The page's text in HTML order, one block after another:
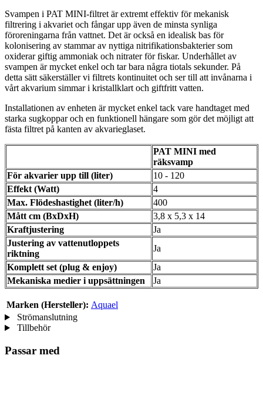
Svampen i PAT MINI-filtret är extremt effektiv för mekanisk
filtrering i akvariet och fångar upp även de minsta synliga
föroreningarna från vattnet. Det är också en idealisk bas för
kolonisering av stammar av nyttiga nitrifikationsbakterier som
oxiderar giftig ammoniak och nitrater för fiskar. Underhållet av
svampen är mycket enkel och tar bara några tiotals sekunder. På
detta sätt säkerställer vi filtrets kontinuitet och ser till att invånarna i
vårt akvarium simmar i kristallklart och giftfritt vatten.
Installationen av enheten är mycket enkel tack vare handtaget med
starka sugkoppar och en funktionell hängare som gör det möjligt att
fästa filtret på kanten av akvarieglaset.
PAT MINI med
räksvamp
För akvarier upp till (liter)
10 - 120
Effekt (Watt)
4
Max. Flödeshastighet (liter/h)
400
Mått cm (BxDxH)
3,8 x 5,3 x 14
Kraftjustering
Ja
Justering av vattenutloppets
riktning
Ja
Komplett set (plug & enjoy)
Ja
Mekaniska medier i uppsättningen
Ja
Marken (Hersteller): Aquael
Strömanslutning
Tillbehör
Passar med